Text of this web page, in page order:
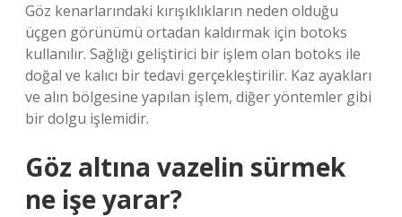
Göz kenarlarındaki kırışıklıkların neden olduğu
üçgen görünümü ortadan kaldırmak için botoks
kullanılır. Sağlığı geliştirici bir işlem olan botoks ile
doğal ve kalıcı bir tedavi gerçekleştirilir. Kaz ayakları
ve alın bölgesine yapılan işlem, diğer yöntemler gibi
bir dolgu işlemidir.
Göz altına vazelin sürmek
ne işe yarar?